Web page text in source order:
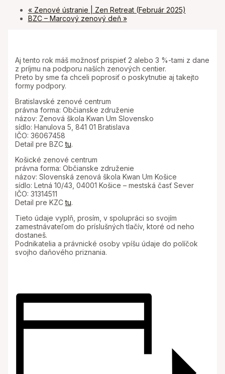
«Zenové ústranie | Zen Retreat (Február 2025)
BZC – Marcový zenový deň »
Aj tento rok máš možnosť prispieť 2 alebo 3 %-tami z dane
z príjmu na podporu naších zenových centier.
Preto by sme ťa chceli poprosiť o poskytnutie aj takejto
formy podpory.
Bratislavské zenové centrum
právna forma: Občianske združenie
názov: Zenová škola Kwan Um Slovensko
sídlo: Hanulova 5, 841 01 Bratislava
IČO: 36067458
Detail pre BZCtu.
Košické zenové centrum
právna forma: Občianske združenie
názov: Slovenská zenová škola Kwan Um Košice
sídlo: Letná 10/43, 04001 Košice – mestská časť Sever
IČO: 31314511
Detail pre KZCtu.
Tieto údaje vyplň, prosím, v spolupráci so svojím
zamestnávateľom do príslušných tlačív, ktoré od neho
dostaneš.
Podnikatelia a právnické osoby vpíšu údaje do políčok
svojho daňového priznania.